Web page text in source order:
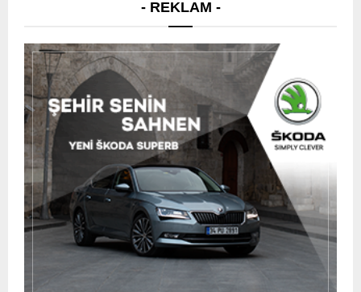
- REKLAM -